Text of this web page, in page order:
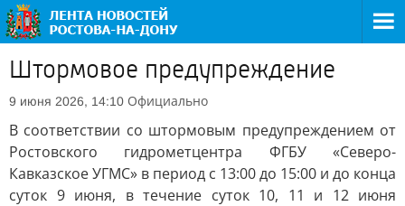
Штормовое предупреждение
9 июня 2026, 14:10 Официально
В соответствии со штормовым предупреждением от
Ростовского гидрометцентра ФГБУ «Северо-
Кавказское УГМС» в период c 13:00 до 15:00 и до конца
суток 9 июня, в течение суток 10, 11 и 12 июня